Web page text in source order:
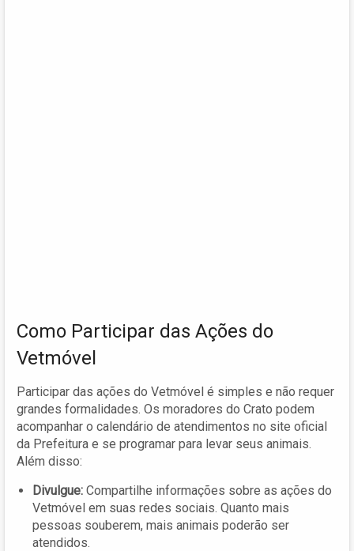
Como Participar das Ações do
Vetmóvel
Participar das ações do Vetmóvel é simples e não requer
grandes formalidades. Os moradores do Crato podem
acompanhar o calendário de atendimentos no site oficial
da Prefeitura e se programar para levar seus animais.
Além disso:
Divulgue: Compartilhe informações sobre as ações do
Vetmóvel em suas redes sociais. Quanto mais
pessoas souberem, mais animais poderão ser
atendidos.